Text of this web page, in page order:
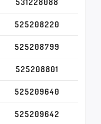
531228088
525208220
525208799
525208801
525209640
525209642